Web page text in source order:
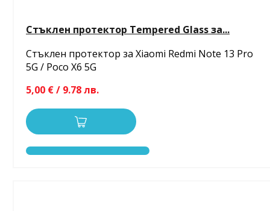
Стъклен протектор Tempered Glass за...
Стъклен протектор за Xiaomi Redmi Note 13 Pro
5G / Poco X6 5G
5,00 € / 9.78 лв.